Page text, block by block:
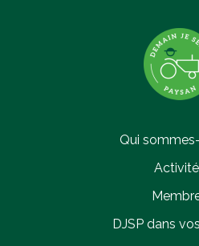
IMELDA
Pont-Saint-
2012
CÉLINE
Qui
DJSP dans